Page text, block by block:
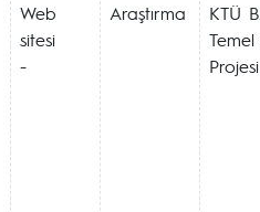
Web
sitesi
-
Araştırma
KTÜ
Projesi